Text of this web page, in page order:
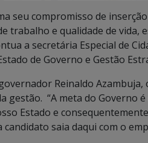
seu compromisso de
trabalho e qualidade de vida,
a secretária Especial de
de Governo e Gestão
Reinaldo Azambuja,
gestão. “A meta do Governo
Estado e
candidato saia daqui com o